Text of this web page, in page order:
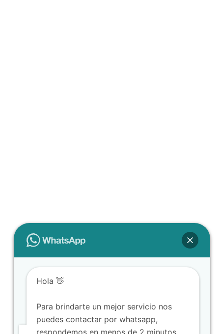
Hola 👋
Para brindarte un mejor servicio nos
puedes contactar por whatsapp,
respondemos en menos de 2 minutos.